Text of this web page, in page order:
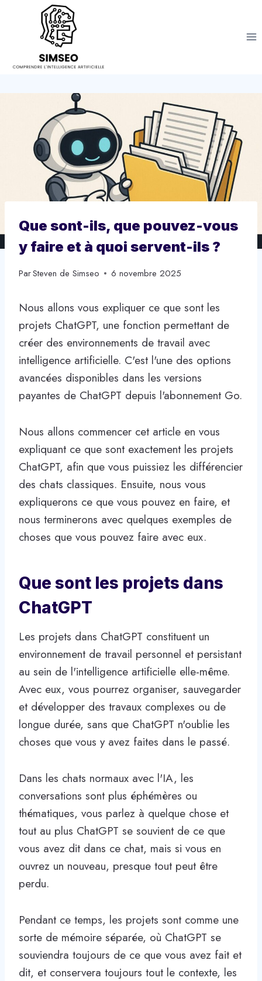
Que sont-ils, que pouvez-vous
y faire et à quoi servent-ils ?
ParSteven de Simseo 6 novembre 2025
Nous allons vous expliquer ce que sont les
projets ChatGPT, une fonction permettant de
créer des environnements de travail avec
intelligence artificielle. C'est l'une des options
avancées disponibles dans les versions
payantes de ChatGPT depuis l'abonnement Go.
Nous allons commencer cet article en vous
expliquant ce que sont exactement les projets
ChatGPT, afin que vous puissiez les différencier
des chats classiques. Ensuite, nous vous
expliquerons ce que vous pouvez en faire, et
nous terminerons avec quelques exemples de
choses que vous pouvez faire avec eux.
Que sont les projets dans
ChatGPT
Les projets dans ChatGPT constituent un
environnement de travail personnel et persistant
au sein de l'intelligence artificielle elle-même.
Avec eux, vous pourrez organiser, sauvegarder
et développer des travaux complexes ou de
longue durée, sans que ChatGPT n'oublie les
choses que vous y avez faites dans le passé.
Dans les chats normaux avec l'IA, les
conversations sont plus éphémères ou
thématiques, vous parlez à quelque chose et
tout au plus ChatGPT se souvient de ce que
vous avez dit dans ce chat, mais si vous en
ouvrez un nouveau, presque tout peut être
perdu.
Pendant ce temps, les projets sont comme une
sorte de mémoire séparée, où ChatGPT se
souviendra toujours de ce que vous avez fait et
dit, et conservera toujours tout le contexte, les